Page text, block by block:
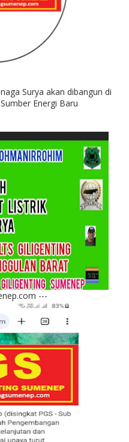
Surya akan dibangun di
Energi Baru
---